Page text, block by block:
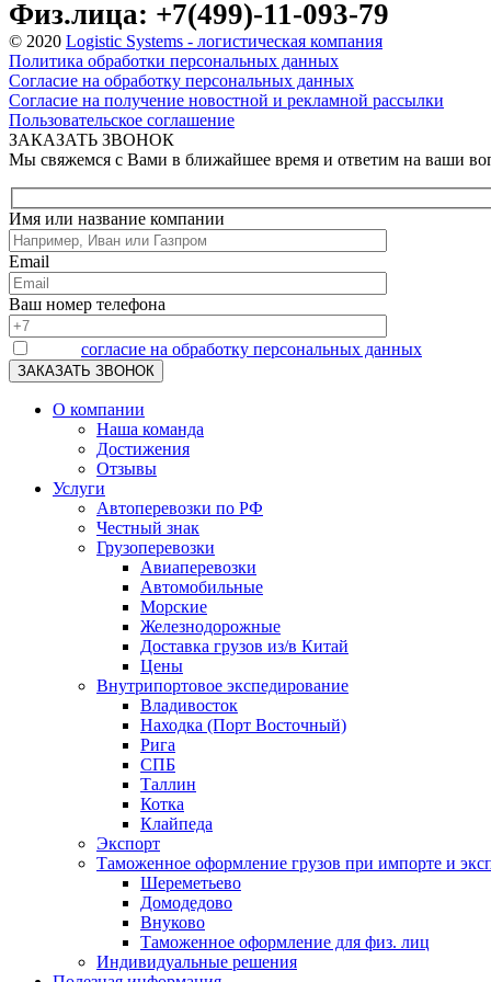
Физ.лица: +7(499)-11-093-79
© 2020 Logistic Systems - логистическая компания
Политика обработки персональных данных
Согласие на обработку персональных данных
Согласие на получение новостной и рекламной рассылки
Пользовательское соглашение
ЗАКАЗАТЬ ЗВОНОК
Мы свяжемся с Вами в ближайшее время и ответим на ваши
Имя или название компании
Email
Ваш номер телефона
согласие на обработку персональных данных
О компании
Наша команда
Достижения
Отзывы
Услуги
Автоперевозки по РФ
Честный знак
Грузоперевозки
Авиаперевозки
Автомобильные
Морские
Железнодорожные
Доставка грузов из/в Китай
Цены
Внутрипортовое экспедирование
Владивосток
Находка (Порт Восточный)
Рига
СПБ
Таллин
Котка
Клайпеда
Экспорт
Таможенное оформление грузов при импорте и
Шереметьево
Домодедово
Внуково
Таможенное оформление для физ. лиц
Индивидуальные решения